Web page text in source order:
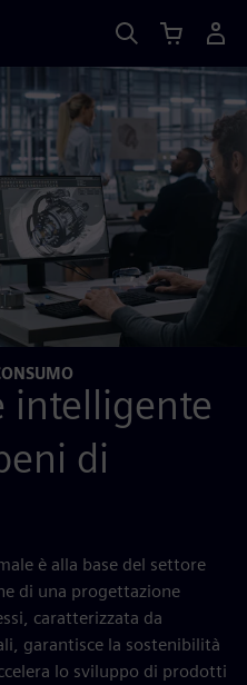
intelligente
di
è alla base del settore
di una progettazione
caratterizzata da
garantisce la sostenibilità
lo sviluppo di prodotti